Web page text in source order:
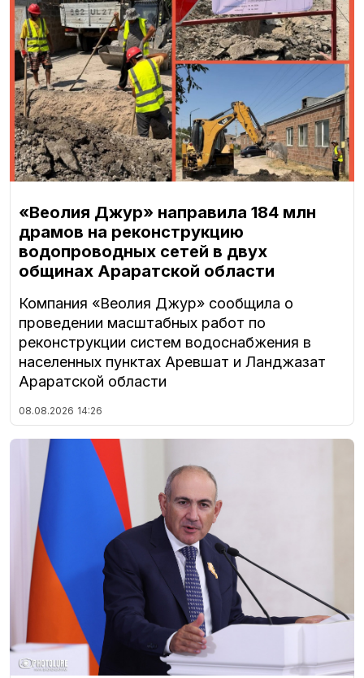
«Веолия Джур» направила 184 млн
драмов на реконструкцию
водопроводных сетей в двух
общинах Араратской области
Компания «Веолия Джур» сообщила о
проведении масштабных работ по
реконструкции систем водоснабжения в
населенных пунктах Аревшат и Ланджазат
Араратской области
08.08.2026 14:26